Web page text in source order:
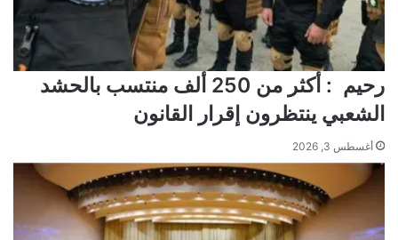
رحيم : أكثر من 250 ألف منتسب بالحشد
الشعبي ينتظرون إقرار القانون
أغسطس 3, 2026